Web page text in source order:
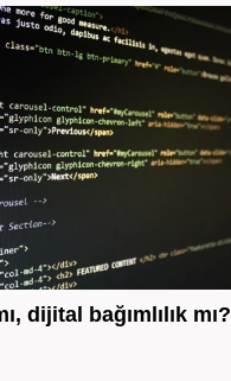
dijital bağımlılık mı?